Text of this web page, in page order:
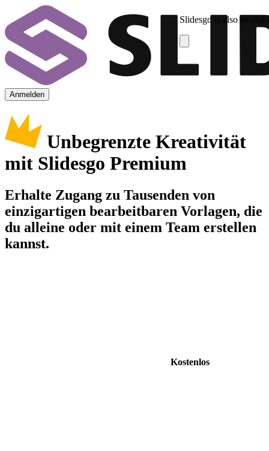
Slidesgo is also
Anmelden
Unbegrenzte Kreativität
mit Slidesgo Premium
Erhalte Zugang zu Tausenden von
einzigartigen bearbeitbaren Vorlagen, die
du alleine oder mit einem Team erstellen
kannst.
Kostenlos